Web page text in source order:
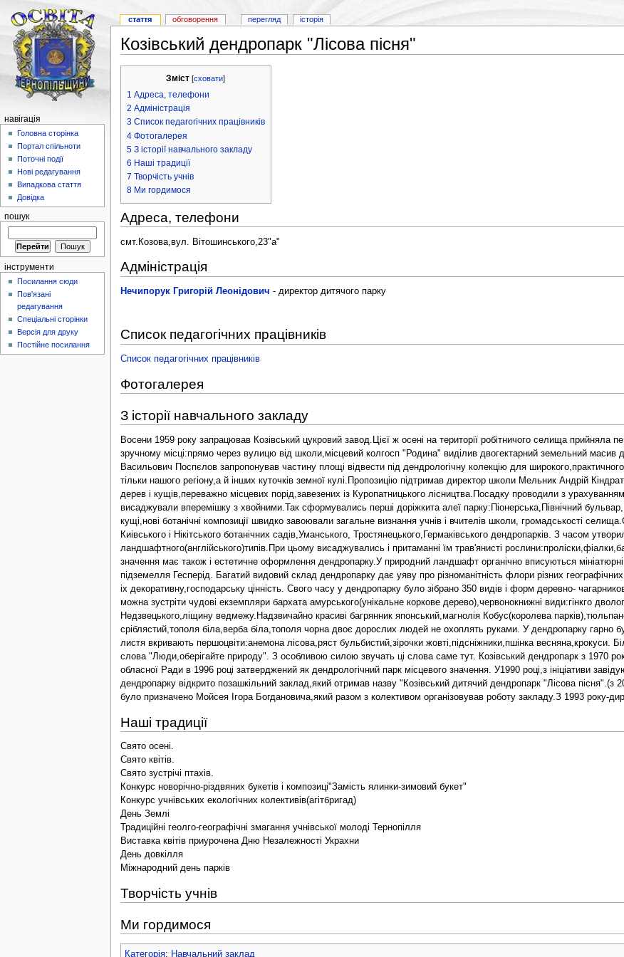
Козівський дендропарк "Лісова пісня"
Зміст [сховати]
1 Адреса, телефони
2 Адміністрація
3 Список педагогічних працівників
4 Фотогалерея
5 З історії навчального закладу
6 Наші традиції
7 Творчість учнів
8 Ми гордимося
Адреса, телефони
смт.Козова,вул. Вітошинського,23"а"
Адміністрація
Нечипорук Григорій Леонідович - директор дитячого парку
Список педагогічних працівників
Список педагогічних працівників
Фотогалерея
З історії навчального закладу
Восени 1959 року запрацював Козівський цукровий завод.Цієї ж осені на території робітничого селища прийняла
зручному місці:прямо через вулицю від школи,місцевий колгосп "Родина" виділив двогектарний земельний масив
Васильович Поспєлов запропонував частину площі відвести під дендрологічну колекцію для
тільки нашого регіону,а й інших куточків земної кулі.Пропозицію підтримав директор школи Мельник Андрій
дерев і кущів,переважно місцевих порід,завезених із Куропатницького лісництва.Посадку проводили з
висаджували вперемішку з хвойними.Так сформувались перші доріжкита алеї парку:Піонерська,Північний
кущі,нові ботанічні композиції швидко завоювали загальне визнання учнів і вчителів школи, громадськості
Киівського і Нікітського ботанічних садів,Уманського, Тростянецького,Гермаківського дендропарків. З часом
ландшафтного(англійського)типів.При цьому висаджувались і притаманні їм трав'янисті
значення має також і естетичне оформлення дендропарку.У природний ландшафт органічно вписуються мініатюрні
підземелля Гесперід. Багатий видовий склад дендропарку дає уяву про різноманітність флори різних
іх декоративну,господарську цінність. Свого часу у дендропарку було зібрано 350 видів і форм деревно-
можна зустріти чудові екземпляри бархата амурського(унікальне коркове дерево),червонокнижні види:гінкго
Недзвецького,ліщину ведмежу.Надзвичайно красиві багрянник японський,магнолія Кобус(королева
сріблястий,тополя біла,верба біла,тополя чорна двоє дорослих людей не охоплять руками. У дендропарку гарно
листя вкривають першоцвіти:анемона лісова,ряст бульбистий,зірочки жовті,підсніжники,пшінка весняна,крокуси.
слова "Люди,оберігайте природу". З особливою силою звучать ці слова саме тут. Козівський дендропарк з 1970
обласної Ради в 1996 році затверджений як дендрологічний парк місцевого значення. У1990 році,з ініціативи
дендропарку відкрито позашкільний заклад,який отримав назву "Козівський дитячий дендропарк "Лісова
було призначено Мойсея Ігора Богдановича,який разом з колективом організовував роботу закладу.З 1993 року-
Наші традиції
Свято осені.
Свято квітів.
Свято зустрічі птахів.
Конкурс новорічно-різдвяних букетів і композиці"Замість ялинки-зимовий букет"
Конкурс учнівських екологічних колективів(агітбригад)
День Землі
Традиційні геолго-географічні змагання учнівської молоді Тернопілля
Виставка квітів приурочена Дню Незалежності Украхни
День довкілля
Міжнародний день парків
Творчість учнів
Ми гордимося
Категорія: Навчальний заклад
стаття обговорення перегляд історія
навігація
Головна сторінка
Портал спільноти
Поточні події
Нові редагування
Випадкова стаття
Довідка
пошук
інструменти
Посилання сюди
Пов'язані
редагування
Спеціальні сторінки
Версія для друку
Постійне посилання